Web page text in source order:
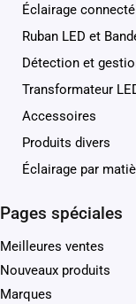
Éclairage connecté
Ruban LED et
Détection et
Transformateur
Accessoires
Produits divers
Éclairage par
Pages spéciales
Meilleures ventes
Nouveaux produits
Marques